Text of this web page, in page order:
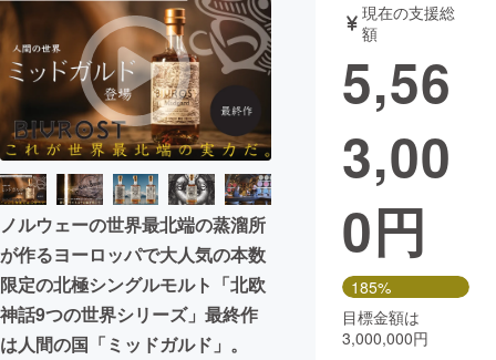
テクノロジー・ガジェット
映像・映画 書籍・雑誌
ビジネス・起業 チャレンジ
まちづくり・地域活性化
CAMPFIRE for Social Good
CAMPFIRE Creation
CAMPFIREふるさと納税machi-ya コミュニティ
ノルウェーの世界最北端の蒸溜所
が作るヨーロッパで大人気の本数
限定の北極シングルモルト「北欧
神話9つの世界シリーズ」最終作
は人間の国「ミッドガルド」。
現在の支援総
額
5,56
3,00
0円
185%
目標金額は
3,000,000円